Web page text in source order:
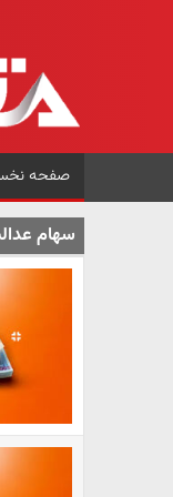
صفحه
سهام